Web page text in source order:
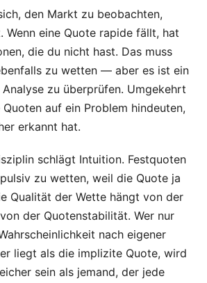
den Markt zu beobachten,
Wenn eine Quote rapide fällt, hat
die du nicht hast. Das muss
zu wetten — aber es ist ein
zu überprüfen. Umgekehrt
auf ein Problem hindeuten,
erkannt hat.
schlägt Intuition. Festquoten
zu wetten, weil die Quote ja
Qualität der Wette hängt von der
der Quotenstabilität. Wer nur
nach eigener
liegt als die implizite Quote, wird
sein als jemand, der jede